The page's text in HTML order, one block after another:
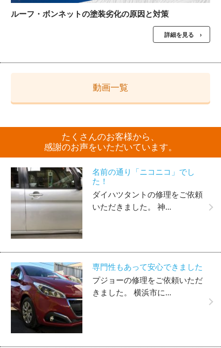
ルーフ・ボンネットの塗装劣化の原因と対策
詳細を見る ›
動画一覧
たくさんのお客様から、
感謝のお声をいただいています。
名前の通り「ニコニコ」でし
た！
ダイハツタントの修理をご依頼
いただきました。 神...
専門性もあって安心できました
プジョーの修理をご依頼いただ
きました。 横浜市に...